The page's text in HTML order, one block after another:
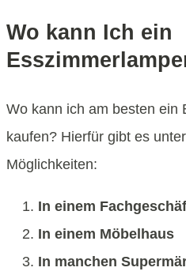
Wo kann Ich ein
Wo kann ich am besten ein
kaufen? Hierfür gibt es
Möglichkeiten:
In einem
In einem Möbelhaus
In manchen